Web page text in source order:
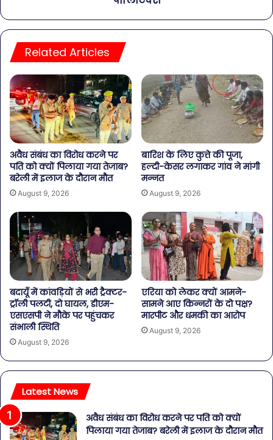
Related Articles
अवैध संबंध का विरोध करने पर
पति को क्यों पिलाया गया तेजाब?
बरेली में इलाज के दौरान मौत
August 9, 2026
बारिश के लिए कुत्ते की पूजा,
हल्दी-केसर लगाकर गांव ने मांगी
मन्नत
August 9, 2026
बदायूँ में कांवड़ियों से भरी ट्रैक्टर-
ट्रॉली पलटी, दो घायल, डीएम-
एसएसपी ने मौके पर पहुंचकर
संभाली स्थिति
August 9, 2026
एरिया को लेकर क्यों आमने-
सामने आए किन्नरों के दो पक्ष?
मारपीट और धमकी का आरोप
August 9, 2026
Latest News
अवैध संबंध का विरोध करने पर पति को क्यों
पिलाया गया तेजाब? बरेली में इलाज के दौरान मौत